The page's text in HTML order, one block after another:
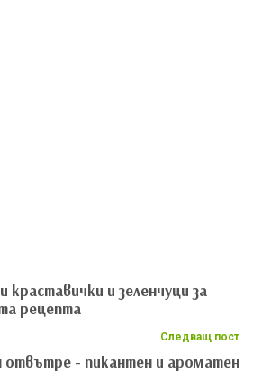
краставички и зеленчуци за
рецепта
Следващ пост
- пикантен и ароматен